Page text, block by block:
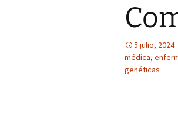
5 julio, 2024
médica,
genéticas